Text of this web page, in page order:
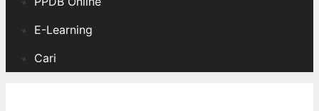
E-Learning
Cari